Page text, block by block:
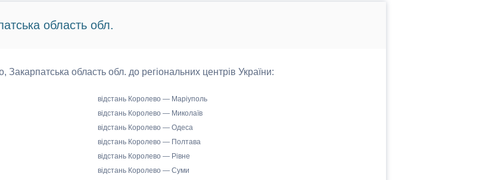
область обл.
Закарпатська область обл. до регіональних центрів України:
відстань Королево — Маріуполь
відстань Королево — Миколаїв
відстань Королево — Одеса
відстань Королево — Полтава
відстань Королево — Рівне
відстань Королево — Суми